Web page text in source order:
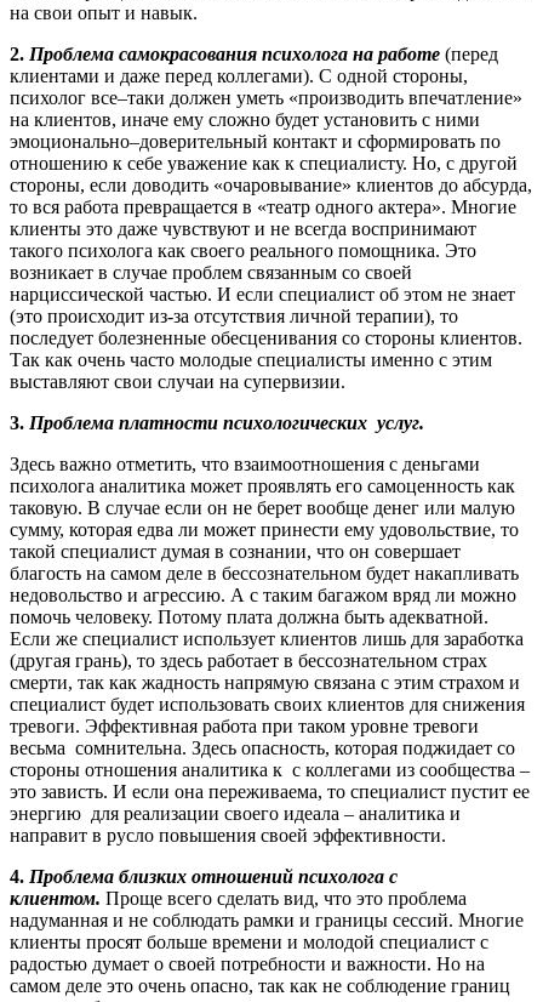
на свои опыт и навык.
2. Проблема самокрасования психолога на работе (перед
клиентами и даже перед коллегами). С одной стороны,
психолог все–таки должен уметь «производить впечатление»
на клиентов, иначе ему сложно будет установить с ними
эмоционально–доверительный контакт и сформировать по
отношению к себе уважение как к специалисту. Но, с другой
стороны, если доводить «очаровывание» клиентов до абсурда,
то вся работа превращается в «театр одного актера». Многие
клиенты это даже чувствуют и не всегда воспринимают
такого психолога как своего реального помощника. Это
возникает в случае проблем связанным со своей
нарциссической частью. И если специалист об этом не знает
(это происходит из-за отсутствия личной терапии), то
последует болезненные обесценивания со стороны клиентов.
Так как очень часто молодые специалисты именно с этим
выставляют свои случаи на супервизии.
3. Проблема платности психологических услуг.
Здесь важно отметить, что взаимоотношения с деньгами
психолога аналитика может проявлять его самоценность как
таковую. В случае если он не берет вообще денег или малую
сумму, которая едва ли может принести ему удовольствие, то
такой специалист думая в сознании, что он совершает
благость на самом деле в бессознательном будет накапливать
недовольство и агрессию. А с таким багажом вряд ли можно
помочь человеку. Потому плата должна быть адекватной.
Если же специалист использует клиентов лишь для заработка
(другая грань), то здесь работает в бессознательном страх
смерти, так как жадность напрямую связана с этим страхом и
специалист будет использовать своих клиентов для снижения
тревоги. Эффективная работа при таком уровне тревоги
весьма сомнительна. Здесь опасность, которая поджидает со
стороны отношения аналитика к с коллегами из сообщества –
это зависть. И если она переживаема, то специалист пустит ее
энергию для реализации своего идеала – аналитика и
направит в русло повышения своей эффективности.
4. Проблема близких отношений психолога с
клиентом. Проще всего сделать вид, что это проблема
надуманная и не соблюдать рамки и границы сессий. Многие
клиенты просят больше времени и молодой специалист с
радостью думает о своей потребности и важности. Но на
самом деле это очень опасно, так как не соблюдение границ